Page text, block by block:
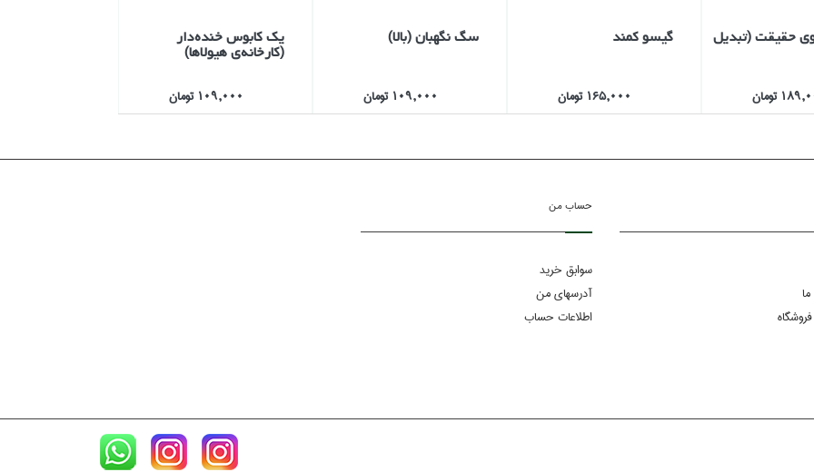
حقيقت (تبديل
تومان
گيسو كمند
165,000 تومان
سگ نگهبان (بالا)
109,000 تومان
يك كابوس خنده‌دار
(كارخانه‌ي هيولاها)
109,000 تومان
حساب من
سوابق خرید
آدرسهای من
اطلاعات حساب